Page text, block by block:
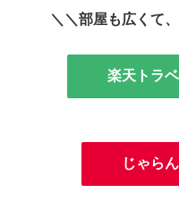
＼＼部屋も広くて
楽天トラ
じゃら